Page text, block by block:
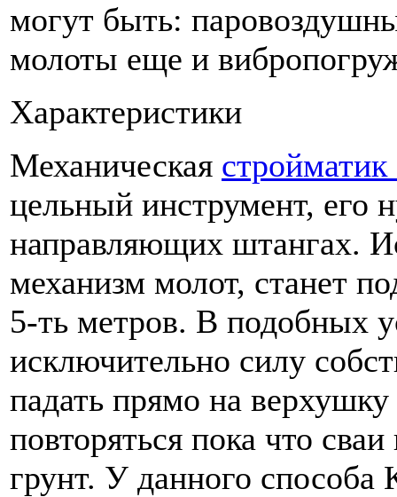
могут быть:
молоты еще и
Характеристики
Механическая стройматик
цельный инструмент, его
направляющих штангах.
механизм молот, станет
5-ть метров. В подобных
исключительно силу
падать прямо на
повторяться пока что
грунт. У данного